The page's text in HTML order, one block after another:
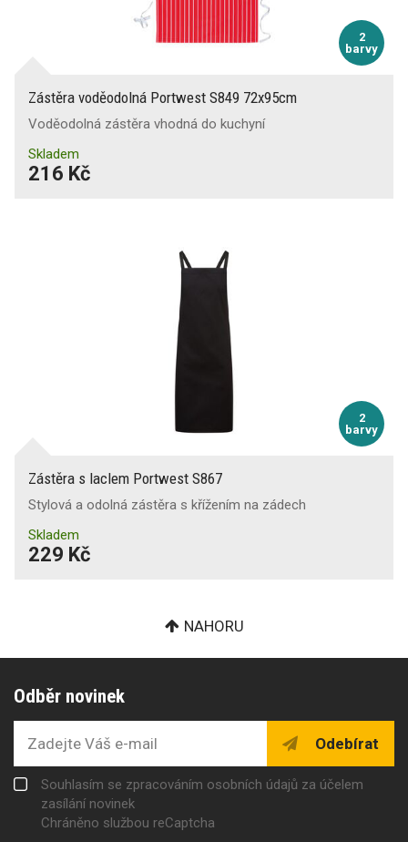
2
barvy
Zástěra voděodolná Portwest S849 72x95cm
Voděodolná zástěra vhodná do kuchyní
Skladem
216 Kč
2
barvy
Zástěra s laclem Portwest S867
Stylová a odolná zástěra s křížením na zádech
Skladem
229 Kč
NAHORU
Odběr novinek
Odebírat
Souhlasím se zpracováním osobních údajů za účelem
zasílání novinek
Chráněno službou reCaptcha